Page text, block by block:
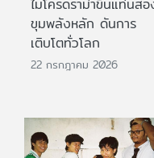
ไมโครดราม่าขึ้นแท่นสอ
ขุมพลังหลัก ดันการ
เติบโตทั่วโลก
22 กรกฎาคม 2026